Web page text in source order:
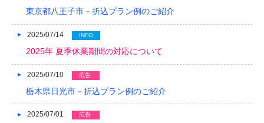
2017/11
2017/09
2017/08
2017/07
2017/06
東京都八王子市－折込プラン例のご紹介
2025/07/14 INFO
2025年 夏季休業期間の対応について
2025/07/10 広告
栃木県日光市－折込プラン例のご紹介
2025/07/01 広告